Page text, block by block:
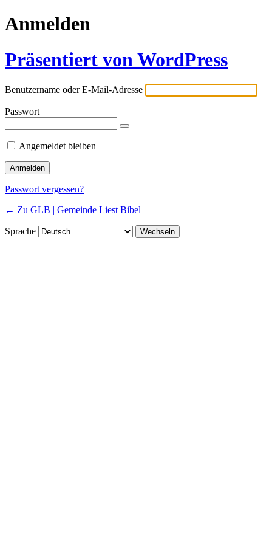
Anmelden
Präsentiert von WordPress
Benutzername oder E-Mail-Adresse
Passwort
Angemeldet bleiben
Passwort vergessen?
← Zu GLB | Gemeinde Liest Bibel
Sprache